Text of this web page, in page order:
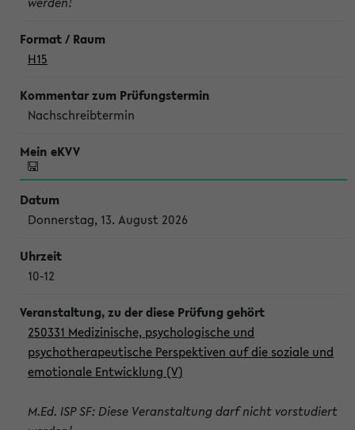
H15
Nachschreibtermin
Donnerstag, 13. August 2026
10-12
250331 Medizinische, psychologische und
psychotherapeutische Perspektiven auf die soziale und
emotionale Entwicklung (V)
M.Ed. ISP SF: Diese Veranstaltung darf nicht vorstudiert